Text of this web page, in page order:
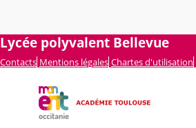
Lycée polyvalent Bellevue
Contacts Mentions légales Chartes d'utilisation